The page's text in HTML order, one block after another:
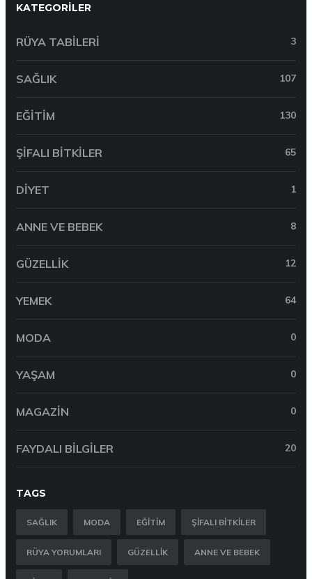
KATEGORILER
RÜYA TABILERI 3
SAĞLIK 107
EĞITIM 130
ŞIFALI BITKILER 65
DIYET 1
ANNE VE BEBEK 8
GÜZELLIK 12
YEMEK 64
MODA 0
YAŞAM 0
MAGAZIN 0
FAYDALI BILGILER 20
TAGS
SAĞLIK MODA EĞITIM ŞIFALI BITKILER
RÜYA YORUMLARI GÜZELLIK ANNE VE BEBEK